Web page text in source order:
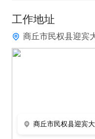
工作地址
商丘市民权县迎宾